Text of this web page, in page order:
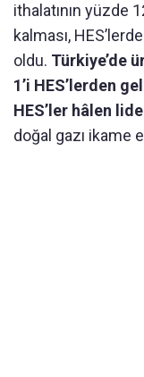
ithalatının yüzde
kalması,
oldu. Türkiye’de
1’i HES’lerden
HES’ler hâlen
doğal gazı ikame